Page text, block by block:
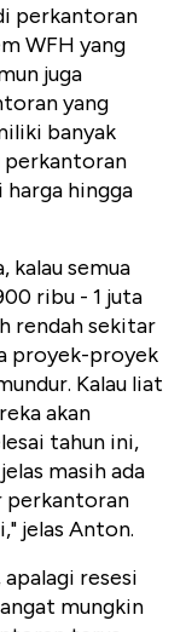
perkantoran
WFH yang
juga
yang
banyak
perkantoran
harga hingga
kalau semua
ribu - 1 juta
rendah sekitar
proyek-proyek
Kalau liat
akan
tahun ini,
masih ada
perkantoran
jelas Anton.
resesi
mungkin